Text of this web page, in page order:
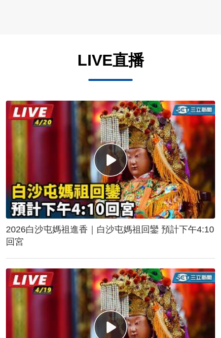
LIVE直播
2026白沙屯媽祖進香｜白沙屯媽祖回鑾 預計下午4:10
回宮